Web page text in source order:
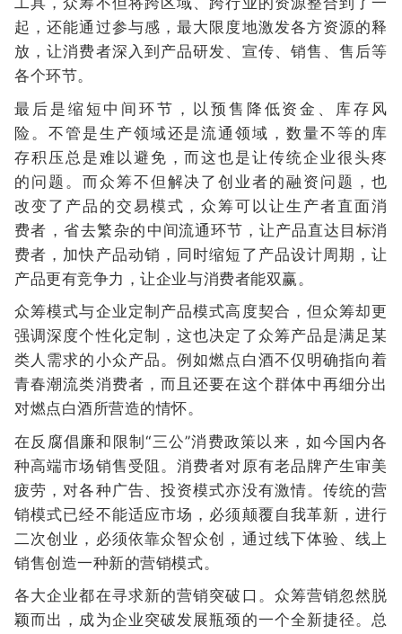
起，还能通过参与感，最大限度地激发各方资源的释
放，让消费者深入到产品研发、宣传、销售、售后等
各个环节。
最后是缩短中间环节，以预售降低资金、库存风
险。不管是生产领域还是流通领域，数量不等的库
存积压总是难以避免，而这也是让传统企业很头疼
的问题。而众筹不但解决了创业者的融资问题，也
改变了产品的交易模式，众筹可以让生产者直面消
费者，省去繁杂的中间流通环节，让产品直达目标消
费者，加快产品动销，同时缩短了产品设计周期，让
产品更有竞争力，让企业与消费者能双赢。
众筹模式与企业定制产品模式高度契合，但众筹却更
强调深度个性化定制，这也决定了众筹产品是满足某
类人需求的小众产品。例如燃点白酒不仅明确指向着
青春潮流类消费者，而且还要在这个群体中再细分出
对燃点白酒所营造的情怀。
在反腐倡廉和限制“三公”消费政策以来，如今国内各
种高端市场销售受阻。消费者对原有老品牌产生审美
疲劳，对各种广告、投资模式亦没有激情。传统的营
销模式已经不能适应市场，必须颠覆自我革新，进行
二次创业，必须依靠众智众创，通过线下体验、线上
销售创造一种新的营销模式。
各大企业都在寻求新的营销突破口。众筹营销忽然脱
颖而出，成为企业突破发展瓶颈的一个全新捷径。总